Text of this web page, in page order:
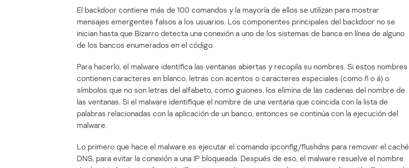
El backdoor contiene más de 100 comandos y la mayoría de ellos se utilizan para mostrar
mensajes emergentes falsos a los usuarios. Los componentes principales del backdoor no se
inician hasta que Bizarro detecta una conexión a uno de los sistemas de banca en línea de alguno
de los bancos enumerados en el código.
Para hacerlo, el malware identifica las ventanas abiertas y recopila su nombres. Si estos nombres
contienen caracteres en blanco, letras con acentos o caracteres especiales (como ñ o á) o
símbolos que no son letras del alfabeto, como guiones, los elimina de las cadenas del nombre de
las ventanas. Si el malware identifique el nombre de una ventana que coincida con la lista de
palabras relacionadas con la aplicación de un banco, entonces se continúa con la ejecución del
malware.
Lo primero que hace el malware es ejecutar el comando ipconfig/flushdns para remover el caché
DNS, para evitar la conexión a una IP bloqueada. Después de eso, el malware resuelve el nombre